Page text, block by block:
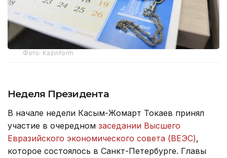
Фото: Kazinform
Неделя Президента
В начале недели Касым-Жомарт Токаев принял
участие в очередном заседании Высшего
Евразийского экономического совета (ВЕЭС),
которое состоялось в Санкт-Петербурге. Главы